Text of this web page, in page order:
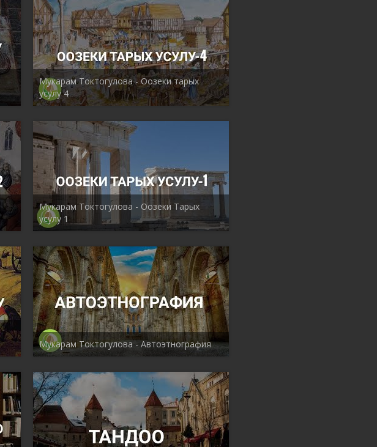
Мукарам Токтогулова - Оозеки тарых
усулу 4
Мукарам Токтогулова - Оозеки Тарых
усулу 1
Мукарам Токтогулова - Автоэтнография